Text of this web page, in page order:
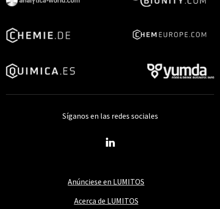
Anúnciese en LUMITOS
Acerca de LUMITOS
Síganos en las redes sociales